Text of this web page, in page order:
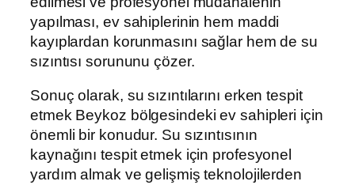
yapılması, ev sahiplerinin hem maddi
kayıplardan korunmasını sağlar hem de su
sızıntısı sorununu çözer.
Sonuç olarak, su sızıntılarını erken tespit
etmek Beykoz bölgesindeki ev sahipleri için
önemli bir konudur. Su sızıntısının
kaynağını tespit etmek için profesyonel
yardım almak ve gelişmiş teknolojilerden